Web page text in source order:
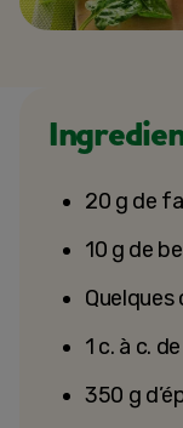
20 g de
10 g de
Quelques
1 c. à c.
350 g